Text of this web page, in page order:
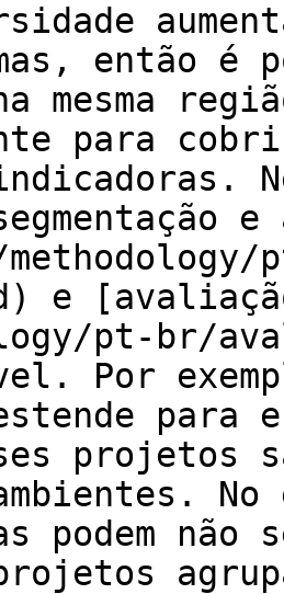
então é
mesma
para
e
pt-br/
Por
para
projetos
podem não